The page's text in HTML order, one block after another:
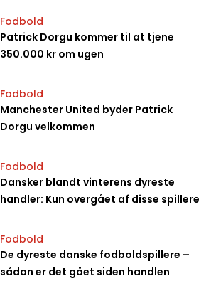
Fodbold
Patrick Dorgu kommer til at tjene
350.000 kr om ugen
Fodbold
Manchester United byder Patrick
Dorgu velkommen
Fodbold
Dansker blandt vinterens dyreste
handler: Kun overgået af disse spillere
Fodbold
De dyreste danske fodboldspillere –
sådan er det gået siden handlen